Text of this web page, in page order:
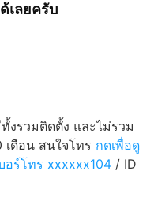
เลยครับ
รวมติดตั้ง และไม่รวม
เดือน สนใจโทร กดเพื่อดู
อร์โทร xxxxxx104 / ID